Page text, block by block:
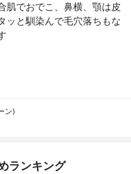
肌でおでこ、鼻横、顎は皮
ッと馴染んで毛穴落ちもな
ン)
ランキング